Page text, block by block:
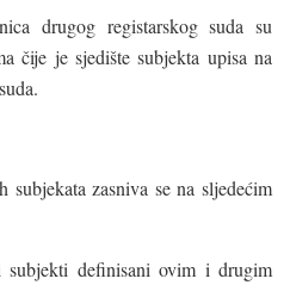
drugog registarskog suda su
čije je sjedište subjekta upisa na
subjekata zasniva se na sljedećim
subjekti definisani ovim i drugim